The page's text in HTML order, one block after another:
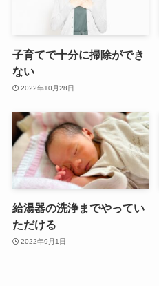
子育てで十分に掃除ができ
ない
2022年10月28日
給湯器の洗浄までやってい
ただける
2022年9月1日